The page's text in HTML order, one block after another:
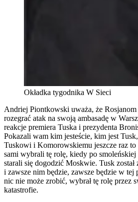
Okładka tygodnika W Sieci
Andriej Piontkowski uważa, że Rosjanom
rozegrać atak na swoją ambasadę w
reakcje premiera Tuska i prezydenta
Pokazali wam kim jesteście, kim jest
Tuskowi i Komorowskiemu jeszcze raz
sami wybrali tę rolę, kiedy po
starali się dogodzić Moskwie. Tusk został
i zawsze nim będzie, zawsze będzie w
nic nie może zrobić, wybrał tę rolę przez
katastrofie.